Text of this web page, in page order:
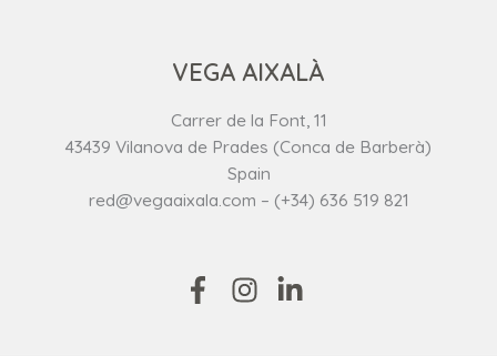
VEGA AIXALÀ
Carrer de la Font, 11
43439 Vilanova de Prades (Conca de Barberà)
Spain
red@vegaaixala.com – (+34) 636 519 821